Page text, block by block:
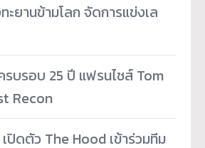
ะยานข้ามโลก จัดการแข่งเล
บรอบ 25 ปี แฟรนไชส์ Tom
Recon
ปิดตัว The Hood เข้าร่วมทีม